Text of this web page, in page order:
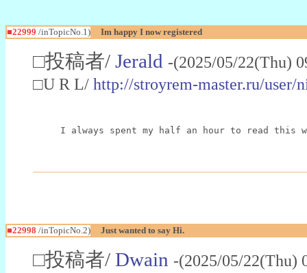
■22999 /inTopicNo.1) Im happy I now registered
□投稿者/ Jerald -(2025/05/22(Thu)
□U R L/ http://stroyrem-master.ru/user/
I always spent my half an hour to read
■22998 /inTopicNo.2) Just wanted to say Hi.
□投稿者/ Dwain -(2025/05/